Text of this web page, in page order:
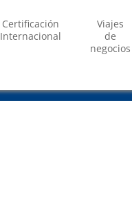
Certificación
Internacional
Viajes
de
negocios